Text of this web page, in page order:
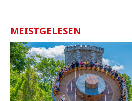
MEISTGELESEN